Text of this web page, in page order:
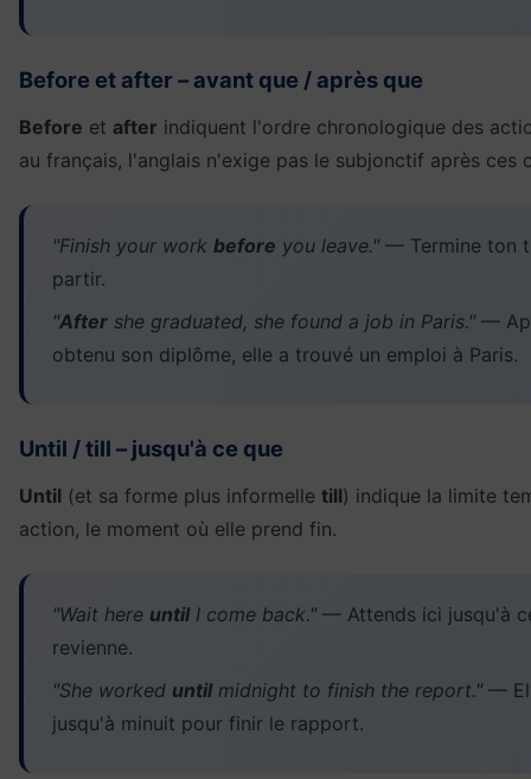
Before et after – avant que / après que
Before et after indiquent l'ordre chronologique des
au français, l'anglais n'exige pas le subjonctif après ces
"Finish your work before you leave." — Termine ton
partir.
"After she graduated, she found a job in Paris." —
obtenu son diplôme, elle a trouvé un emploi à Paris.
Until / till – jusqu'à ce que
Until (et sa forme plus informelle till) indique la limite
action, le moment où elle prend fin.
"Wait here until I come back." — Attends ici jusqu'à
revienne.
"She worked until midnight to finish the report." —
jusqu'à minuit pour finir le rapport.